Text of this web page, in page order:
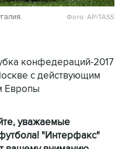
Фото: AP/TASS
конфедераций-2017
с действующим
Европы
уважаемые
"Интерфакс"